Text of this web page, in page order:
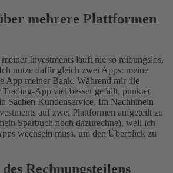
mehrere Plattformen
Investments läuft nie so reibungslos,
nutze dafür gleich zwei Apps: meine
App meiner Bank. Während mir die
Trading-App viel besser gefällt, punktet
Sachen Kundenservice. Im Nachhinein
auf zwei Plattformen aufgeteilt zu
Sparbuch noch dazurechne), weil ich
wechseln muss, um den Überblick zu
Rechnungsteilens